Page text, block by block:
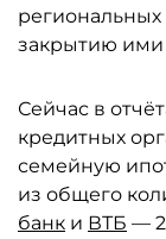
региональных
закрытию ими
Сейчас в
кредитных
семейную
из общего
банк и ВТБ —